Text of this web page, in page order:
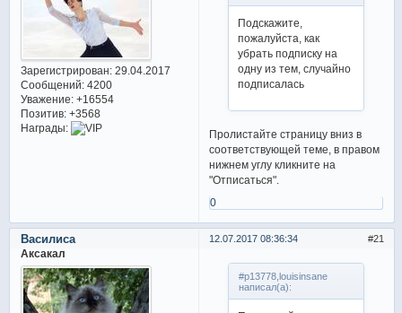
Зарегистрирован: 29.04.2017
Сообщений:4200
Уважение: +16554
Позитив: +3568
Награды:
Подскажите,
пожалуйста, как
убрать подписку на
одну из тем, случайно
подписалась
Пролистайте страницу вниз в
соответствующей теме, в правом
нижнем углу кликните на
"Отписаться".
0
21
12.07.2017 08:36:34
Василиса
Аксакал
#p13778,louisinsane
написал(а):